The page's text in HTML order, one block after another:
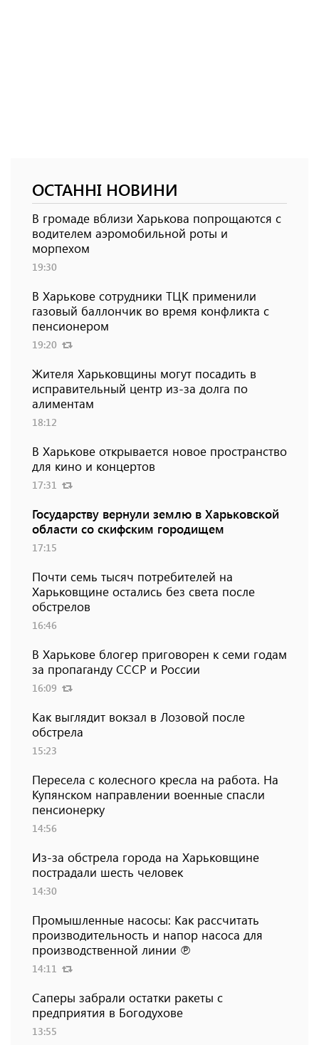
ОСТАННІ НОВИНИ
В громаде вблизи Харькова попрощаются с
водителем аэромобильной роты и
морпехом
19:30
В Харькове сотрудники ТЦК применили
газовый баллончик во время конфликта с
пенсионером
19:20
Жителя Харьковщины могут посадить в
исправительный центр из-за долга по
алиментам
18:12
В Харькове открывается новое пространство
для кино и концертов
17:31
Государству вернули землю в Харьковской
области со скифским городищем
17:15
Почти семь тысяч потребителей на
Харьковщине остались без света после
обстрелов
16:46
В Харькове блогер приговорен к семи годам
за пропаганду СССР и России
16:09
Как выглядит вокзал в Лозовой после
обстрела
15:23
Пересела с колесного кресла на работа. На
Купянском направлении военные спасли
пенсионерку
14:56
Из-за обстрела города на Харьковщине
пострадали шесть человек
14:30
Промышленные насосы: Как рассчитать
производительность и напор насоса для
производственной линии ℗
14:11
Саперы забрали остатки ракеты с
предприятия в Богодухове
13:55